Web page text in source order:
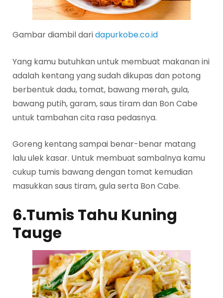
Gambar diambil daridapurkobe.co.id
Yang kamu butuhkan untuk membuat makanan ini
adalah kentang yang sudah dikupas dan potong
berbentuk dadu, tomat, bawang merah, gula,
bawang putih, garam, saus tiram dan Bon Cabe
untuk tambahan cita rasa pedasnya.
Goreng kentang sampai benar-benar matang
lalu ulek kasar. Untuk membuat sambalnya kamu
cukup tumis bawang dengan tomat kemudian
masukkan saus tiram, gula serta Bon Cabe.
6.Tumis Tahu Kuning
Tauge